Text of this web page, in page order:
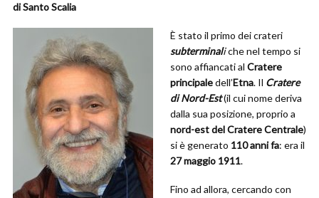
di Santo Scalia
È stato il primo dei crateri
subterminaliche nel tempo si
sono affiancati al Cratere
principaledell’Etna. Il Cratere
di Nord-Est(il cui nome deriva
dalla sua posizione, proprio a
nord-est del Cratere Centrale)
si è generato 110 anni fa: era il
27 maggio 1911.
Fino ad allora, cercando con